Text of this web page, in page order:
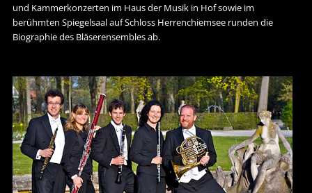
und Kammerkonzerten im Haus der Musik in Hof sowie im
berühmten Spiegelsaal auf Schloss Herrenchiemsee runden die
Biographie des Bläserensembles ab.